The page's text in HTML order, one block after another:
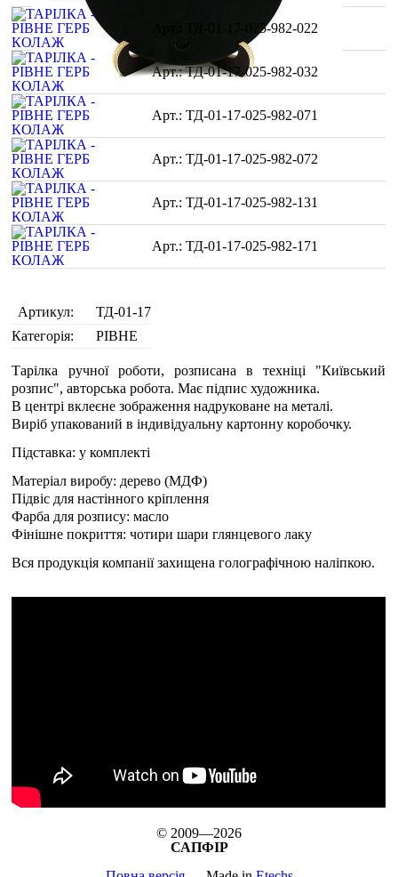
ТД-01-17-025-982-022
ТД-01-17-025-982-032
ТД-01-17-025-982-071
ТД-01-17-025-982-072
ТД-01-17-025-982-131
ТД-01-17-025-982-171
Артикул:
ТД-01-17
Категорія:
РІВНЕ
Тарілка ручної роботи, розписана в техніці "Київський
розпис", авторська робота. Має підпис художника.
В центрі вклеєне зображення надруковане на металі.
Виріб упакований в індивідуальну картонну коробочку.
Підставка: у комплекті
Матеріал виробу: дерево (МДФ)
Підвіс для настінного кріплення
Фарба для розпису: масло
Фінішне покриття: чотири шари глянцевого лаку
Вся продукція компанії захищена голографічною наліпкою.
© 2009—2026
САПФІР